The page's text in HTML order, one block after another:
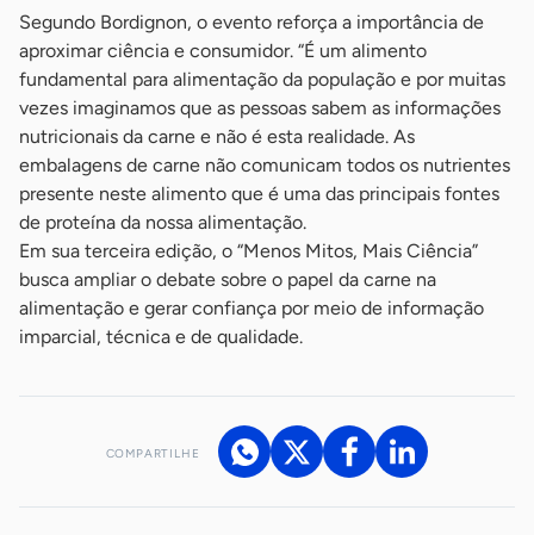
Segundo Bordignon, o evento reforça a importância de
aproximar ciência e consumidor. “É um alimento
fundamental para alimentação da população e por muitas
vezes imaginamos que as pessoas sabem as informações
nutricionais da carne e não é esta realidade. As
embalagens de carne não comunicam todos os nutrientes
presente neste alimento que é uma das principais fontes
de proteína da nossa alimentação.
Em sua terceira edição, o “Menos Mitos, Mais Ciência”
busca ampliar o debate sobre o papel da carne na
alimentação e gerar confiança por meio de informação
imparcial, técnica e de qualidade.
COMPARTILHE